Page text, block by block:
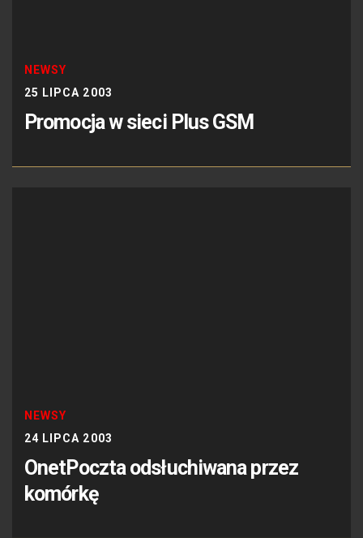
NEWSY
25 LIPCA 2003
Promocja w sieci Plus GSM
NEWSY
24 LIPCA 2003
OnetPoczta odsłuchiwana przez
komórkę